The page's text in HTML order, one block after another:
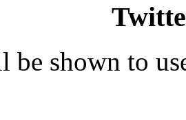
be shown to